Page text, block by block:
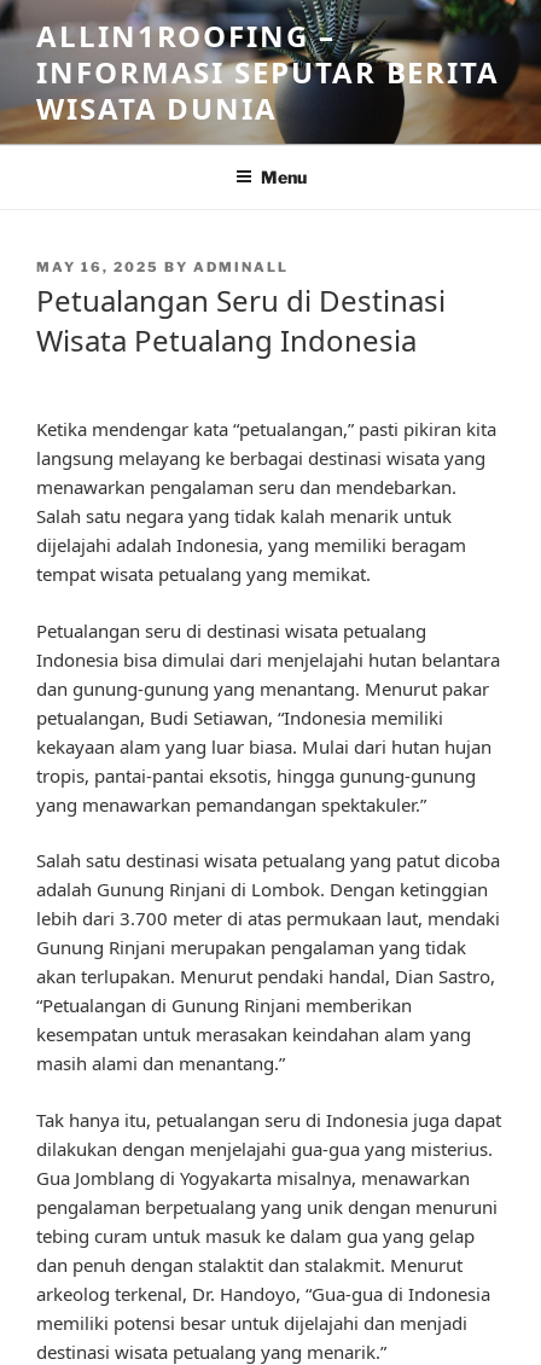
Skip
to
content
ALLIN1ROOFING –
INFORMASI SEPUTAR BERITA
WISATA DUNIA
Menu
POSTED
MAY 16, 2025 BY ADMINALL
Petualangan Seru di Destinasi
Wisata Petualang Indonesia
Ketika mendengar kata “petualangan,” pasti pikiran kita
langsung melayang ke berbagai destinasi wisata yang
menawarkan pengalaman seru dan mendebarkan.
Salah satu negara yang tidak kalah menarik untuk
dijelajahi adalah Indonesia, yang memiliki beragam
tempat wisata petualang yang memikat.
Petualangan seru di destinasi wisata petualang
Indonesia bisa dimulai dari menjelajahi hutan belantara
dan gunung-gunung yang menantang. Menurut pakar
petualangan, Budi Setiawan, “Indonesia memiliki
kekayaan alam yang luar biasa. Mulai dari hutan hujan
tropis, pantai-pantai eksotis, hingga gunung-gunung
yang menawarkan pemandangan spektakuler.”
Salah satu destinasi wisata petualang yang patut dicoba
adalah Gunung Rinjani di Lombok. Dengan ketinggian
lebih dari 3.700 meter di atas permukaan laut, mendaki
Gunung Rinjani merupakan pengalaman yang tidak
akan terlupakan. Menurut pendaki handal, Dian Sastro,
“Petualangan di Gunung Rinjani memberikan
kesempatan untuk merasakan keindahan alam yang
masih alami dan menantang.”
Tak hanya itu, petualangan seru di Indonesia juga dapat
dilakukan dengan menjelajahi gua-gua yang misterius.
Gua Jomblang di Yogyakarta misalnya, menawarkan
pengalaman berpetualang yang unik dengan menuruni
tebing curam untuk masuk ke dalam gua yang gelap
dan penuh dengan stalaktit dan stalakmit. Menurut
arkeolog terkenal, Dr. Handoyo, “Gua-gua di Indonesia
memiliki potensi besar untuk dijelajahi dan menjadi
destinasi wisata petualang yang menarik.”